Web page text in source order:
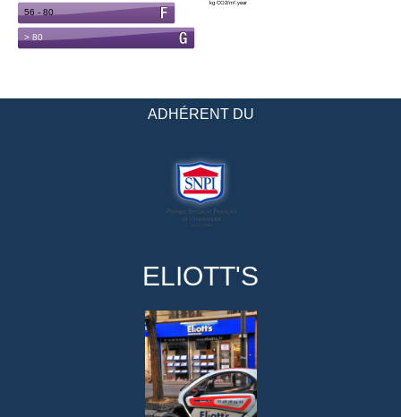
ADHÉRENT DU
ELIOTT'S